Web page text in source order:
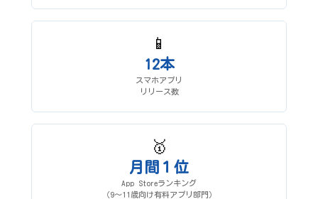
📱
12本
スマホアプリ
リリース数
🥇
月間１位
App Storeランキング
（9〜11歳向け有料アプリ部門）